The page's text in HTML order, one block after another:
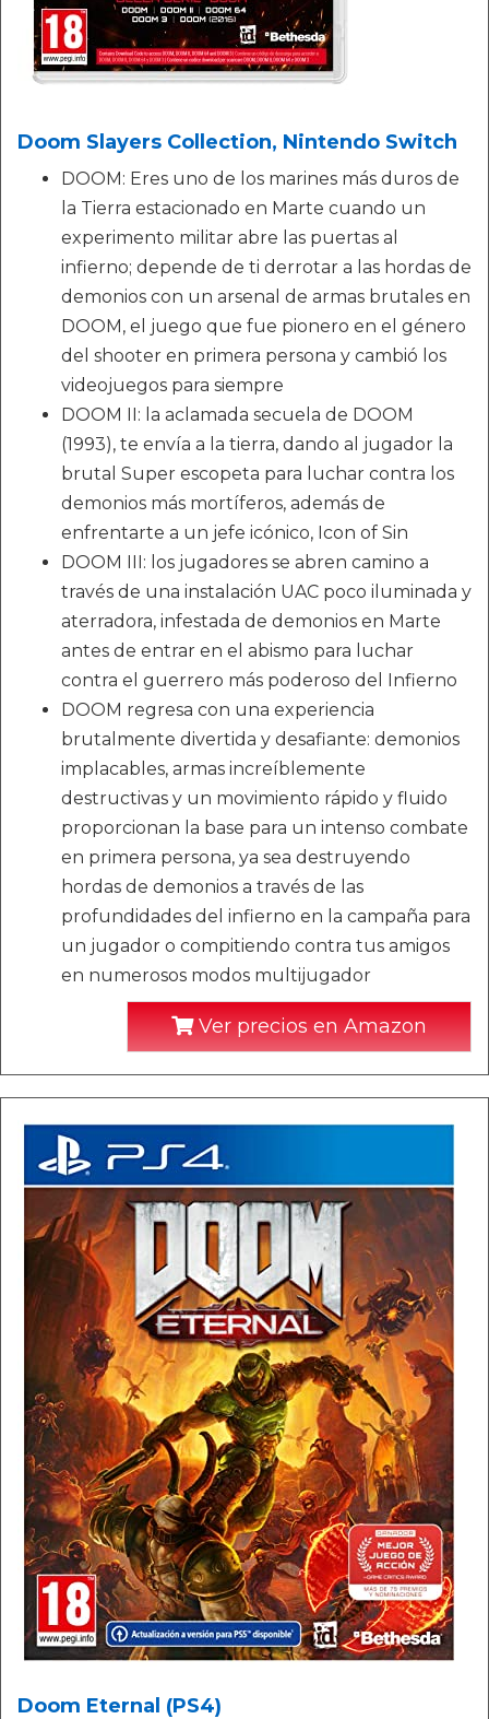
Doom Slayers Collection, Nintendo Switch
DOOM: Eres uno de los marines más duros de
la Tierra estacionado en Marte cuando un
experimento militar abre las puertas al
infierno; depende de ti derrotar a las hordas de
demonios con un arsenal de armas brutales en
DOOM, el juego que fue pionero en el género
del shooter en primera persona y cambió los
videojuegos para siempre
DOOM II: la aclamada secuela de DOOM
(1993), te envía a la tierra, dando al jugador la
brutal Super escopeta para luchar contra los
demonios más mortíferos, además de
enfrentarte a un jefe icónico, Icon of Sin
DOOM III: los jugadores se abren camino a
través de una instalación UAC poco iluminada y
aterradora, infestada de demonios en Marte
antes de entrar en el abismo para luchar
contra el guerrero más poderoso del Infierno
DOOM regresa con una experiencia
brutalmente divertida y desafiante: demonios
implacables, armas increíblemente
destructivas y un movimiento rápido y fluido
proporcionan la base para un intenso combate
en primera persona, ya sea destruyendo
hordas de demonios a través de las
profundidades del infierno en la campaña para
un jugador o compitiendo contra tus amigos
en numerosos modos multijugador
Ver precios en Amazon
Doom Eternal (PS4)